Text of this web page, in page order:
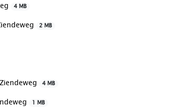
4 MB
2 MB
4 MB
1 MB